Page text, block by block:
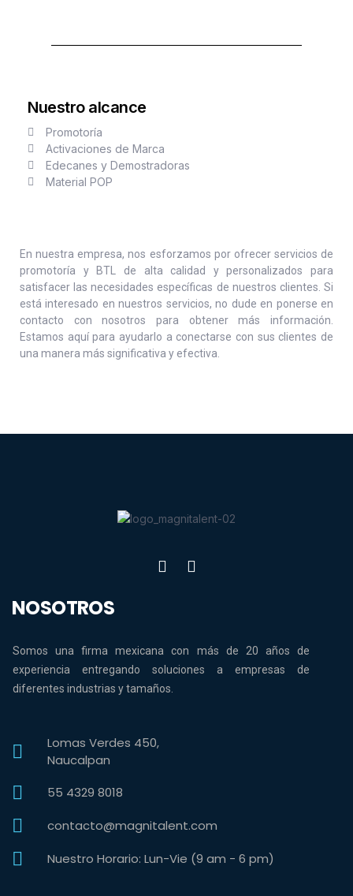
Nuestro alcance
Promotoría
Activaciones de Marca
Edecanes y Demostradoras
Material POP
En nuestra empresa, nos esforzamos por ofrecer servicios de
promotoría y BTL de alta calidad y personalizados para
satisfacer las necesidades específicas de nuestros clientes. Si
está interesado en nuestros servicios, no dude en ponerse en
contacto con nosotros para obtener más información.
Estamos aquí para ayudarlo a conectarse con sus clientes de
una manera más significativa y efectiva.
NOSOTROS
Somos una firma mexicana con más de 20 años de
experiencia entregando soluciones a empresas de
diferentes industrias y tamaños.
Lomas Verdes 450,
Naucalpan
55 4329 8018
contacto@magnitalent.com
Nuestro Horario: Lun-Vie (9 am - 6 pm)